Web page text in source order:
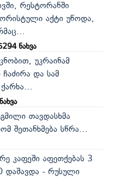
რესტორანში
აქტი უწოდა,
ნახვა
უკრაინამ
და სამ
თავდასხმა
შეთანხმება სწრა...
კაფეში აფეთქებას 3
დაშავდა - რუსული